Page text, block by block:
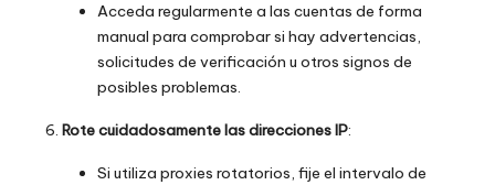
Acceda regularmente a las cuentas de forma
manual para comprobar si hay advertencias,
solicitudes de verificación u otros signos de
posibles problemas.
Rote cuidadosamente las direcciones IP:
Si utiliza proxies rotatorios, fije el intervalo de